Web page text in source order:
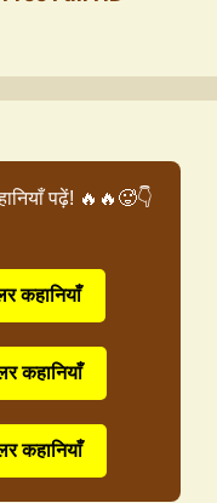
पढ़ें! 🔥🔥🥵👇
कहानियाँ
कहानियाँ
कहानियाँ